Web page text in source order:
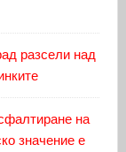
разсели над
на
значение е